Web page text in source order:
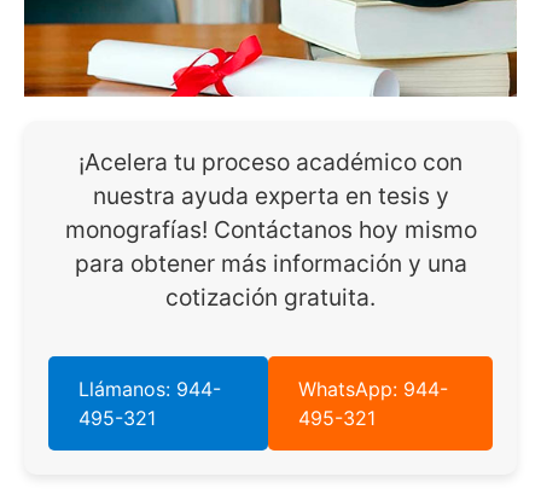
¡Acelera tu proceso académico con
nuestra ayuda experta en tesis y
monografías! Contáctanos hoy mismo
para obtener más información y una
cotización gratuita.
Llámanos: 944-
495-321
WhatsApp: 944-
495-321